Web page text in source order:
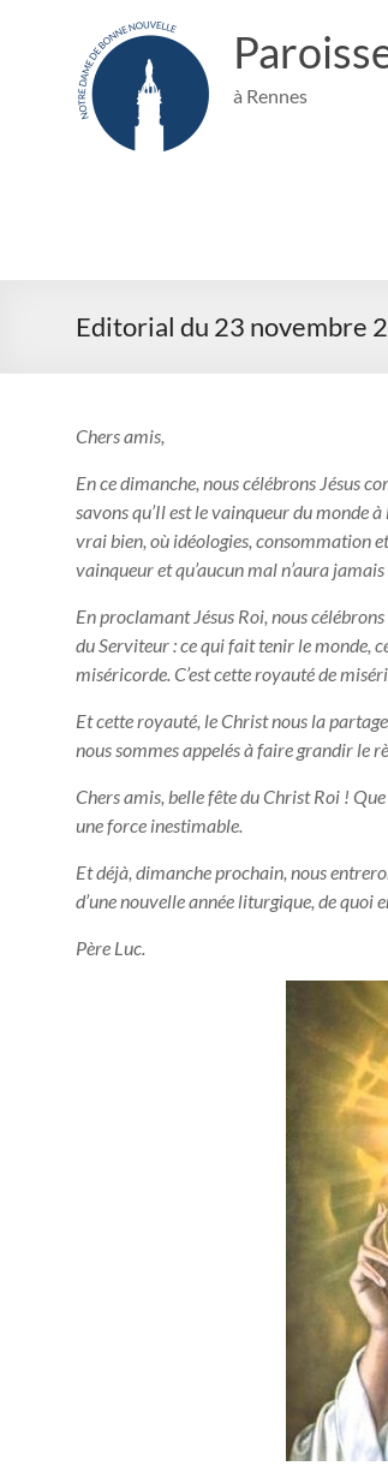
à Rennes
Editorial du 23 novembre
Chers amis,
En ce dimanche, nous célébrons Jésus
savons qu’Il est le vainqueur du monde
vrai bien, où idéologies, consommation
vainqueur et qu’aucun mal n’aura
En proclamant Jésus Roi, nous
du Serviteur : ce qui fait tenir le monde,
miséricorde. C’est cette royauté de
Et cette royauté, le Christ nous la
nous sommes appelés à faire grandir le
Chers amis, belle fête du Christ Roi !
une force inestimable.
Et déjà, dimanche prochain, nous
d’une nouvelle année liturgique, de quoi
Père Luc.